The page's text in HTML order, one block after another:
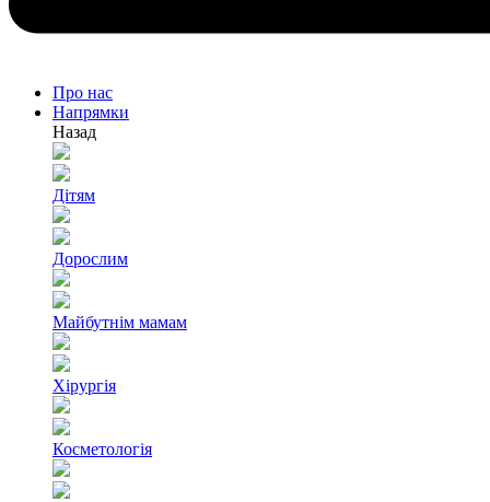
Про нас
Напрямки
Назад
Дітям
Дорослим
Майбутнім мамам
Хірургія
Косметологія